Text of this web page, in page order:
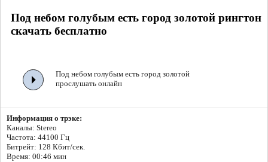
Под небом голубым есть город золотой рингтон
скачать бесплатно
Под небом голубым есть город золотой
прослушать онлайн
Информация о трэке:
Каналы: Stereo
Частота: 44100 Гц
Битрейт: 128 Кбит/сек.
Время: 00:46 мин